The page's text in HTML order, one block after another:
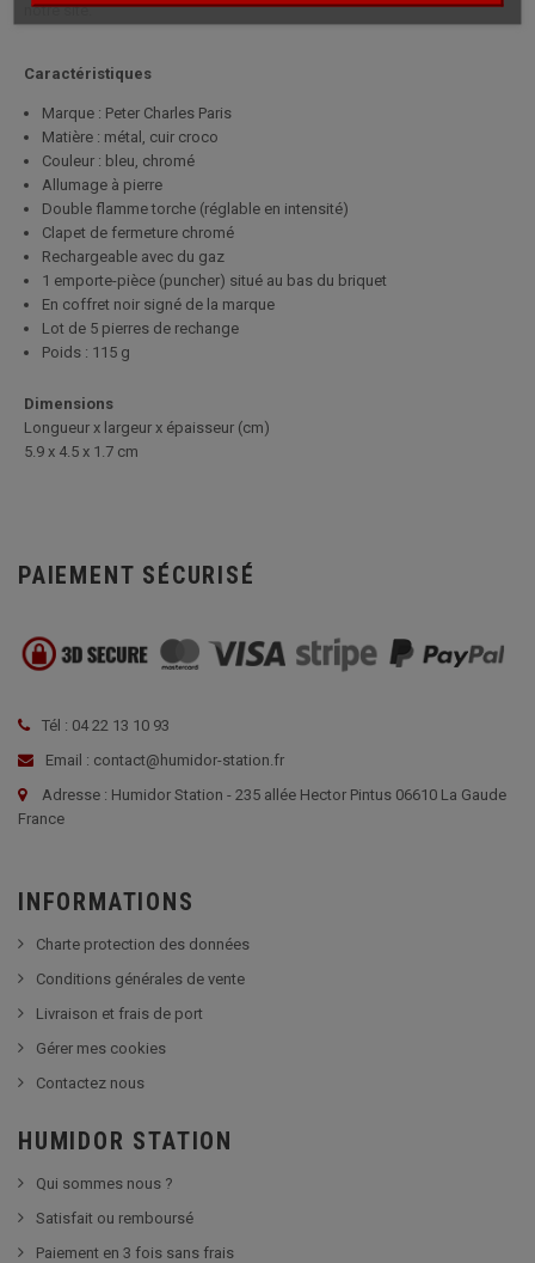
notre site.
Caractéristiques
Marque : Peter Charles Paris
Matière : métal, cuir croco
Couleur : bleu, chromé
Allumage à pierre
Double flamme torche (réglable en intensité)
Clapet de fermeture chromé
Rechargeable avec du gaz
1 emporte-pièce (puncher) situé au bas du briquet
En coffret noir signé de la marque
Lot de 5 pierres de rechange
Poids : 115 g
Dimensions
Longueur x largeur x épaisseur (cm)
5.9 x 4.5 x 1.7 cm
PAIEMENT SÉCURISÉ
Tél : 04 22 13 10 93
Email : contact@humidor-station.fr
Adresse : Humidor Station - 235 allée Hector Pintus 06610 La Gaude
France
INFORMATIONS
Charte protection des données
Conditions générales de vente
Livraison et frais de port
Gérer mes cookies
Contactez nous
HUMIDOR STATION
Qui sommes nous ?
Satisfait ou remboursé
Paiement en 3 fois sans frais